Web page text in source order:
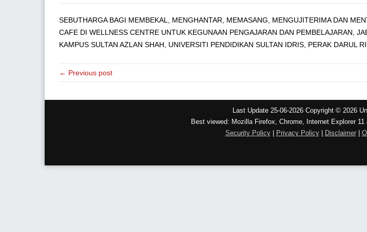
SEBUTHARGA BAGI MEMBEKAL, MENGHANTAR, MEMASANG, MENGUJITERIMA DAN
CAFE DI WELLNESS CENTRE UNTUK KEGUNAAN PENGAJARAN DAN PEMBELAJARAN,
KAMPUS SULTAN AZLAN SHAH, UNIVERSITI PENDIDIKAN SULTAN IDRIS, PERAK DARUL
← Previous post
Last Update 25-06-2026 Copyright © 2026
Best viewed: Mozilla Firefox, Chrome, Internet Explorer
Security Policy| Privacy Policy| Disclaimer|